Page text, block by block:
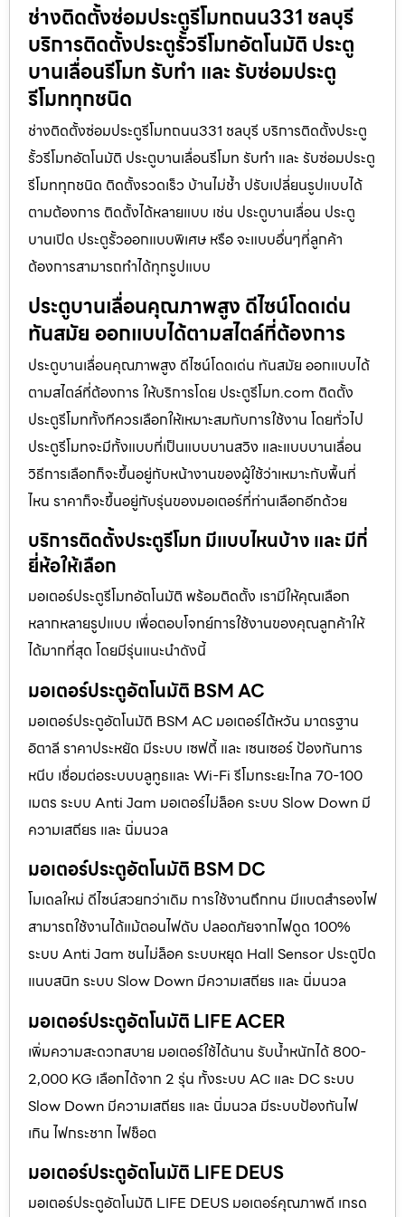
ช่างติดตั้งซ่อมประตูรีโมทถนน331 ชลบุรี
บริการติดตั้งประตูรั้วรีโมทอัตโนมัติ ประตู
บานเลื่อนรีโมท รับทำ และ รับซ่อมประตู
รีโมททุกชนิด
ช่างติดตั้งซ่อมประตูรีโมทถนน331 ชลบุรี บริการติดตั้งประตู
รั้วรีโมทอัตโนมัติ ประตูบานเลื่อนรีโมท รับทำ และ รับซ่อมประตู
รีโมททุกชนิด ติดตั้งรวดเร็ว บ้านไม่ช้ำ ปรับเปลี่ยนรูปแบบได้
ตามต้องการ ติดตั้งได้หลายแบบ เช่น ประตูบานเลื่อน ประตู
บานเปิด ประตูรั้วออกแบบพิเศษ หรือ จะแบบอื่นๆที่ลูกค้า
ต้องการสามารถทำได้ทุกรูปแบบ
ประตูบานเลื่อนคุณภาพสูง ดีไซน์โดดเด่น
ทันสมัย ออกแบบได้ตามสไตล์ที่ต้องการ
ประตูบานเลื่อนคุณภาพสูง ดีไซน์โดดเด่น ทันสมัย ออกแบบได้
ตามสไตล์ที่ต้องการ ให้บริการโดย ประตูรีโมท.com ติดตั้ง
ประตูรีโมททั้งทีควรเลือกให้เหมาะสมกับการใช้งาน โดยทั่วไป
ประตูรีโมทจะมีทั้งแบบที่เป็นแบบบานสวิง และแบบบานเลื่อน
วิธีการเลือกก็จะขึ้นอยู่กับหน้างานของผู้ใช้ว่าเหมาะกับพื้นที่
ไหน ราคาก็จะขึ้นอยู่กับรุ่นของมอเตอร์ที่ท่านเลือกอีกด้วย
บริการติดตั้งประตูรีโมท มีแบบไหนบ้าง และ มีกี่
ยี่ห้อให้เลือก
มอเตอร์ประตูรีโมทอัตโนมัติ พร้อมติดตั้ง เรามีให้คุณเลือก
หลากหลายรูปแบบ เพื่อตอบโจทย์การใช้งานของคุณลูกค้าให้
ได้มากที่สุด โดยมีรุ่นแนะนำดังนี้
มอเตอร์ประตูอัตโนมัติ BSM AC
มอเตอร์ประตูอัตโนมัติ BSM AC มอเตอร์ไต้หวัน มาตรฐาน
อิตาลี ราคาประหยัด มีระบบ เซฟตี้ และ เซนเซอร์ ป้องกันการ
หนีบ เชื่อมต่อระบบบลูทูธและ Wi-Fi รีโมทระยะไกล 70-100
เมตร ระบบ Anti Jam มอเตอร์ไม่ล็อค ระบบ Slow Down มี
ความเสถียร และ นิ่มนวล
มอเตอร์ประตูอัตโนมัติ BSM DC
โมเดลใหม่ ดีไซน์สวยกว่าเดิม การใช้งานถึกทน มีแบตสำรองไฟ
สามารถใช้งานได้แม้ตอนไฟดับ ปลอดภัยจากไฟดูด 100%
ระบบ Anti Jam ชนไม่ล็อค ระบบหยุด Hall Sensor ประตูปิด
แนบสนิท ระบบ Slow Down มีความเสถียร และ นิ่มนวล
มอเตอร์ประตูอัตโนมัติ LIFE ACER
เพิ่มความสะดวกสบาย มอเตอร์ใช้ได้นาน รับน้ำหนักได้ 800-
2,000 KG เลือกได้จาก 2 รุ่น ทั้งระบบ AC และ DC ระบบ
Slow Down มีความเสถียร และ นิ่มนวล มีระบบป้องกันไฟ
เกิน ไฟกระชาก ไฟช็อต
มอเตอร์ประตูอัตโนมัติ LIFE DEUS
มอเตอร์ประตูอัตโนมัติ LIFE DEUS มอเตอร์คุณภาพดี เกรด